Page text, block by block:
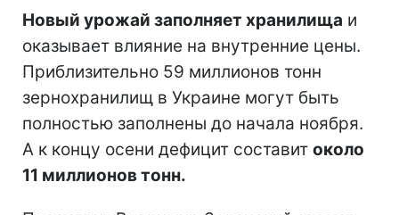
Новый урожай заполняет хранилища и
оказывает влияние на внутренние цены.
Приблизительно 59 миллионов тонн
зернохранилищ в Украине могут быть
полностью заполнены до начала ноября.
А к концу осени дефицит составит около
11 миллионов тонн.